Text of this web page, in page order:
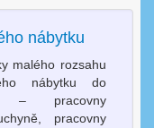
nábytku
malého rozsahu
nábytku do
– pracovny
pracovny